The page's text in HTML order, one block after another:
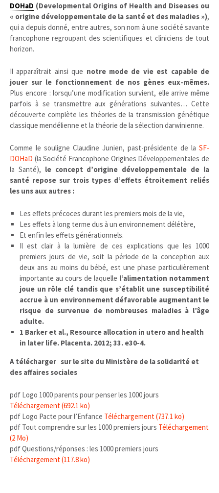
DOHaD (Developmental Origins of Health and Diseases ou
« origine développementale de la santé et des maladies »),
qui a depuis donné, entre autres, son nom à une société savante
francophone regroupant des scientifiques et cliniciens de tout
horizon.
Il apparaîtrait ainsi que notre mode de vie est capable de
jouer sur le fonctionnement de nos gènes eux-mêmes.
Plus encore : lorsqu’une modification survient, elle arrive même
parfois à se transmettre aux générations suivantes… Cette
découverte complète les théories de la transmission génétique
classique mendélienne et la théorie de la sélection darwinienne.
Comme le souligne Claudine Junien, past-présidente de la SF-
DOHaD (la Société Francophone Origines Développementales de
la Santé), le concept d’origine développementale de la
santé repose sur trois types d’effets étroitement reliés
les uns aux autres :
Les effets précoces durant les premiers mois de la vie,
Les effets à long terme dus à un environnement délétère,
Et enfin les effets générationnels.
Il est clair à la lumière de ces explications que les 1000
premiers jours de vie, soit la période de la conception aux
deux ans au moins du bébé, est une phase particulièrement
importante au cours de laquelle l’alimentation notamment
joue un rôle clé tandis que s’établit une susceptibilité
accrue à un environnement défavorable augmentant le
risque de survenue de nombreuses maladies à l’âge
adulte.
1 Barker et al., Resource allocation in utero and health
in later life. Placenta. 2012; 33. e30-4.
A télécharger sur le site du Ministère de la solidarité et
des affaires sociales
pdf Logo 1000 parents pour penser les 1000 jours
Téléchargement(692.1 ko)
pdf Logo Pacte pour l’Enfance Téléchargement(737.1 ko)
pdf Tout comprendre sur les 1000 premiers jours Téléchargement
(2 Mo)
pdfQuestions/réponses : les 1000 premiers jours
Téléchargement(117.8 ko)